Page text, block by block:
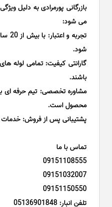
بازرگانی پورمرادی به دلیل
می شود:
شود.
گارانتی کیفیت: تمامی لوله
باشند.
مشاوره تخصصی: تیم حرفه ای
محصول است.
پشتیبانی پس از فروش: خدمات
تماس با ما
09151108555
09151032007
09151150550
تلفن انبار: 05136901848